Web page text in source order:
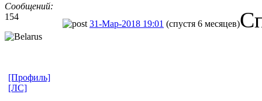
Сообщений:
154
31-Мар-2018 19:01 (спустя 6 месяцев)
[Профиль]
[ЛС]